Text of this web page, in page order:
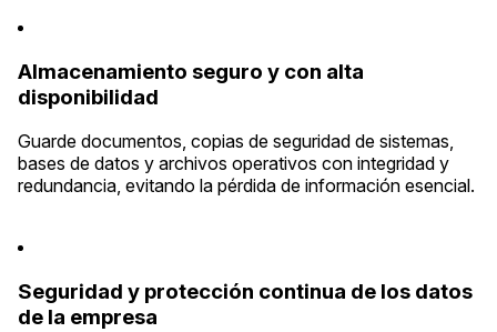
Almacenamiento seguro y con alta
disponibilidad
Guarde documentos, copias de seguridad de sistemas,
bases de datos y archivos operativos con integridad y
redundancia, evitando la pérdida de información esencial.
Seguridad y protección continua de los datos
de la empresa